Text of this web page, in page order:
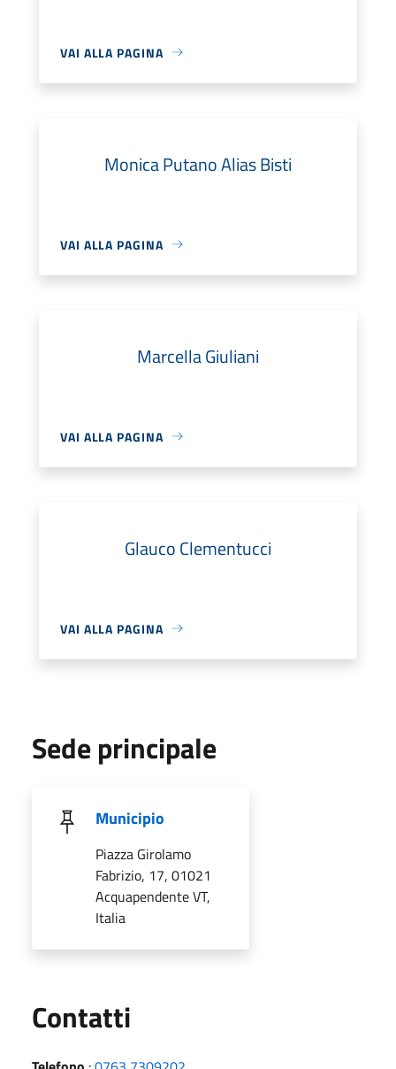
VAI ALLA PAGINA
Monica Putano Alias Bisti
VAI ALLA PAGINA
Marcella Giuliani
VAI ALLA PAGINA
Glauco Clementucci
VAI ALLA PAGINA
Sede principale
Municipio
Piazza Girolamo
Fabrizio, 17, 01021
Acquapendente VT,
Italia
Contatti